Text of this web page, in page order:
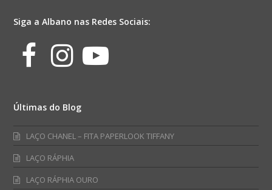
Siga a Albano nas Redes Sociais:
Facebook
Instagram
Youtube
Últimas do Blog
LAÇO CHANEL – FITA PAPERLOOK TIFFANY
LAÇO RÁPHIA
LAÇO RÁPHIA OURO